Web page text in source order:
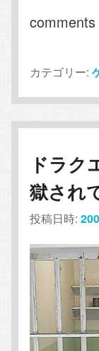
comments
カテゴリー:
ドラク
獄され
投稿日時: